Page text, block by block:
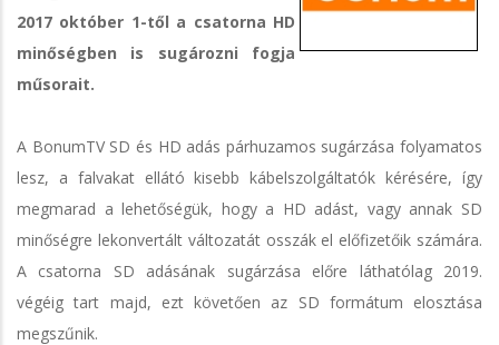
2017 október 1-től a csatorna HD
minőségben is sugározni fogja
műsorait.
A BonumTV SD és HD adás párhuzamos sugárzása folyamatos
lesz, a falvakat ellátó kisebb kábelszolgáltatók kérésére, így
megmarad a lehetőségük, hogy a HD adást, vagy annak SD
minőségre lekonvertált változatát osszák el előfizetőik számára.
A csatorna SD adásának sugárzása előre láthatólag 2019.
végéig tart majd, ezt követően az SD formátum elosztása
megszűnik.